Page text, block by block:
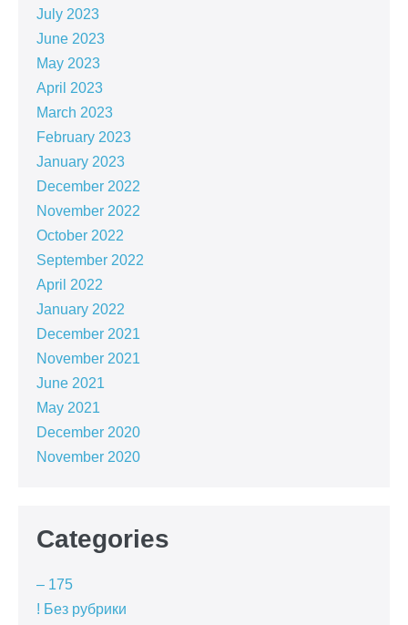
July 2023
June 2023
May 2023
April 2023
March 2023
February 2023
January 2023
December 2022
November 2022
October 2022
September 2022
April 2022
January 2022
December 2021
November 2021
June 2021
May 2021
December 2020
November 2020
Categories
– 175
! Без рубрики